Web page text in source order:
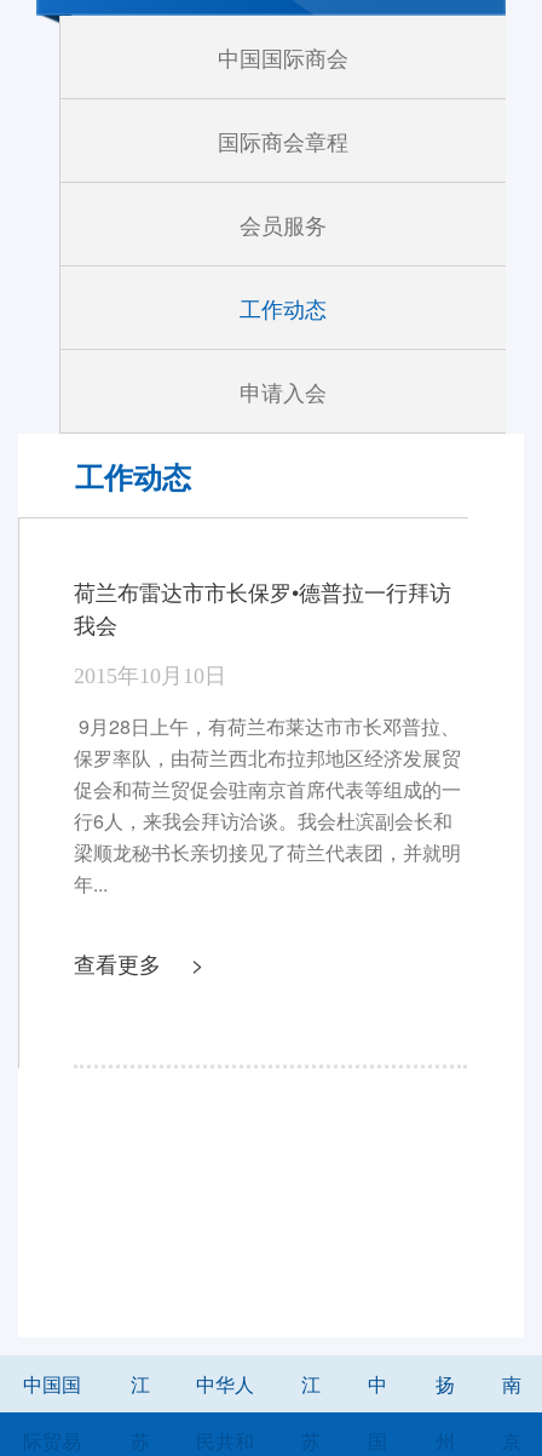
中国国际商会
国际商会章程
会员服务
工作动态
申请入会
工作动态
荷兰布雷达市市长保罗•德普拉一行拜访
我会
2015年10月10日
9月28日上午，有荷兰布莱达市市长邓普拉、
保罗率队，由荷兰西北布拉邦地区经济发展贸
促会和荷兰贸促会驻南京首席代表等组成的一
行6人，来我会拜访洽谈。我会杜滨副会长和
梁顺龙秘书长亲切接见了荷兰代表团，并就明
年...
查看更多 >
中国国
际贸易
江
苏
中华人
民共和
江
苏
中
国
扬
州
南
京